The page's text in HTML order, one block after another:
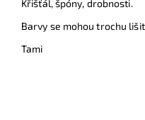
Křišťál, špóny, drobnosti.
Barvy se mohou trochu
Tami